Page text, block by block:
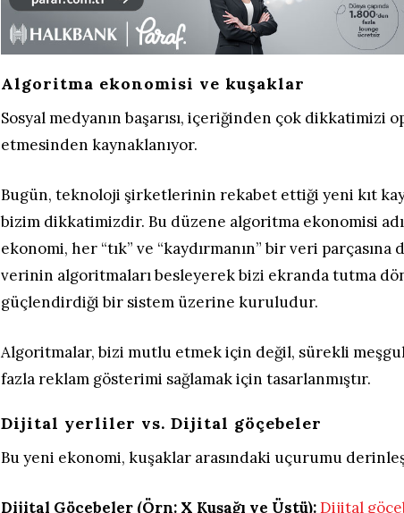
Algoritma ekonomisi ve kuşaklar
Sosyal medyanın başarısı, içeriğinden çok dikkatimizi
etmesinden kaynaklanıyor.
Bugün, teknoloji şirketlerinin rekabet ettiği yeni kıt
bizim dikkatimizdir. Bu düzene algoritma ekonomisi
ekonomi, her “tık” ve “kaydırmanın” bir veri parçasına
verinin algoritmaları besleyerek bizi ekranda tutma
güçlendirdiği bir sistem üzerine kuruludur.
Algoritmalar, bizi mutlu etmek için değil, sürekli
fazla reklam gösterimi sağlamak için tasarlanmıştır.
Dijital yerliler vs. Dijital göçebeler
Bu yeni ekonomi, kuşaklar arasındaki uçurumu
Dijital Göçebeler (Örn: X Kuşağı ve Üstü): Dijital